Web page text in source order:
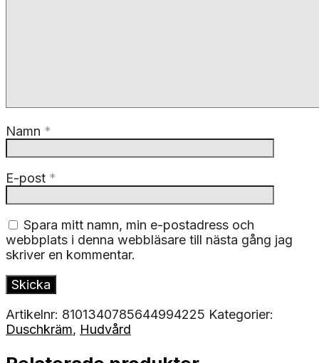
Namn *
E-post *
Spara mitt namn, min e-postadress och
webbplats i denna webbläsare till nästa gång jag
skriver en kommentar.
Artikelnr: 8101340785644994225 Kategorier:
Duschkräm, Hudvård